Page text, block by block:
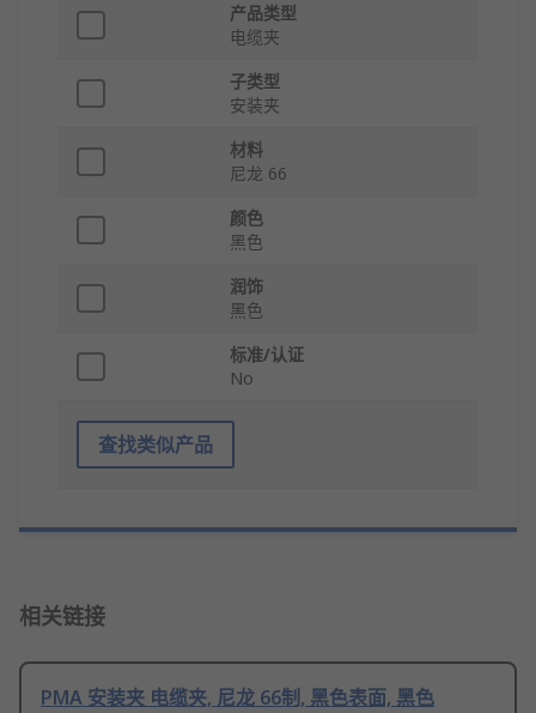
产品类型
电缆夹
子类型
安装夹
材料
尼龙 66
颜色
黑色
润饰
黑色
标准/认证
No
查找类似产品
相关链接
PMA 安装夹 电缆夹, 尼龙 66制, 黑色表面, 黑色